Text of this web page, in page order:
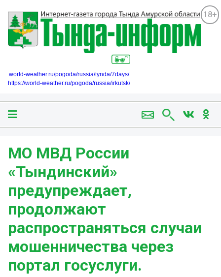
18+
world-weather.ru/pogoda/russia/tynda/7days/
https://world-weather.ru/pogoda/russia/irkutsk/
МО МВД России
«Тындинский»
предупреждает,
продолжают
распространяться случаи
мошенничества через
портал госуслуги.